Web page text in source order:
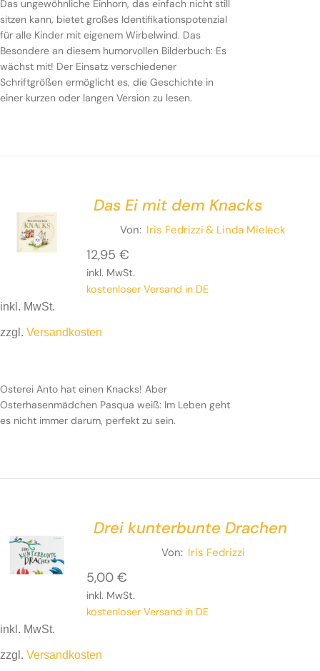
Das ungewöhnliche Einhorn, das einfach nicht still
sitzen kann, bietet großes Identifikationspotenzial
für alle Kinder mit eigenem Wirbelwind. Das
Besondere an diesem humorvollen Bilderbuch: Es
wächst mit! Der Einsatz verschiedener
Schriftgrößen ermöglicht es, die Geschichte in
einer kurzen oder langen Version zu lesen.
Das Ei mit dem Knacks
Von: Iris Fedrizzi & Linda Mieleck
12,95 €
inkl. MwSt.
kostenloser Versand in DE
inkl. MwSt.
zzgl. Versandkosten
Osterei Anto hat einen Knacks! Aber
Osterhasenmädchen Pasqua weiß: Im Leben geht
es nicht immer darum, perfekt zu sein.
Drei kunterbunte Drachen
Von: Iris Fedrizzi
5,00 €
inkl. MwSt.
kostenloser Versand in DE
inkl. MwSt.
zzgl. Versandkosten